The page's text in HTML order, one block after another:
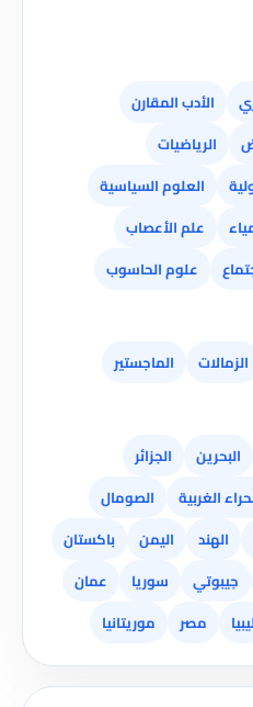
الأدب المقارن
الرياضيات
العلوم السياسية
علم الأعصاب
علوم الحاسوب
الزمالات
الماجستير
البحرين
الجزائر
الغربية
الصومال
الهند اليمن
باكستان
جيبوتي سوريا
عمان
مصر موريتانيا